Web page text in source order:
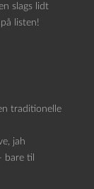
slags lidt
listen!
traditionelle
jah
bare til